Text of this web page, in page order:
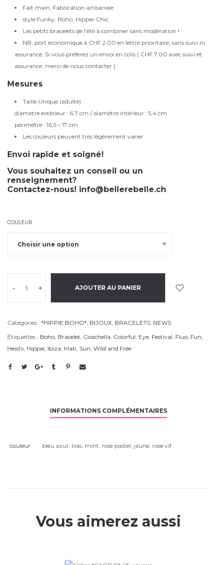
Fait main, Fabrication artisanale
style Funky, Boho, Hippie-Chic
Les petits bracelets de l’été à combiner sans modération !
NB: port économique à CHF 2.00 en lettre prioritaire, sans suivi ni
assurance. Si vous préférez un envoi en colis ( CHF 7.00 avec suivi et
assurance, merci de nous contacter )
Mesures
Taille Unique (adulte) :
diamètre extérieur : 6,7 cm / diamètre intérieur : 5,4 cm
périmètre : 16,5 – 17 cm
Les couleurs peuvent très légèrement varier
Envoi rapide et soigné!
Vous souhaitez un conseil ou un
renseignement?
Contactez-nous! info@bellerebelle.ch
COULEUR
- + AJOUTER AU PANIER
Catégories : *HIPPIE BOHO*, BIJOUX, BRACELETS, NEWS
Étiquettes : Boho, Bracelet, Coachella, Colorful, Eye, Festival, Fluo, Fun,
Heishi, Hippie, Ibiza, Mati, Sun, Wild and Free
INFORMATIONS COMPLÉMENTAIRES
couleur bleu azur, lilas, mint, rose pastel, jaune, rose vif
Vous aimerez aussi